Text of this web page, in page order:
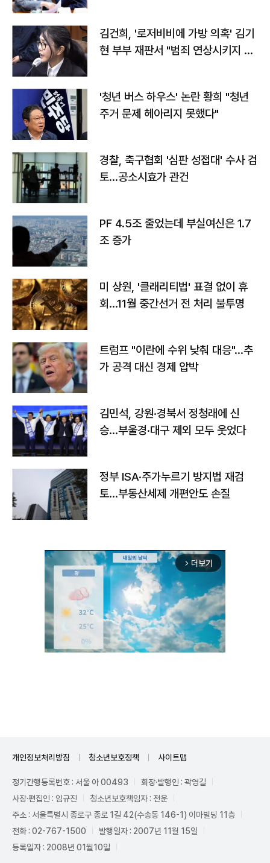
김건희, '로저비비에 가방 의혹' 김기
현 부부 재판서 "범죄 연상시키지 말
'청년 버스 하우스' 논란 황희 "청년
주거 문제 헤아리지 못했다"
경찰, 축구협회 '심판 성접대' 수사 검
토…공소시효가 관건
PF 4.5조 줄었는데 부실여신은 1.7
조 증가
미 상원, '클래리티법' 표결 없이 휴
회…11월 중간선거 전 처리 불투명
트럼프 "이란에 수위 낮춰 대응"…추
가 공격 대신 경제 압박
김민석, 강원·경북서 정청래에 신
승…부울경·대구 제외 모두 웃었다
정부 ISA·주가누르기 방지법 재검
토…부동산세제 개편안도 손질
arrow_forward_ios 더보기
개인정보처리방침 청소년보호정책 사이트맵
정기간행등록번호 : 서울 아 00493
회장·발행인 : 곽영길
사장·편집인 : 임규진
청소년보호책임자 : 전운
주소 : 서울특별시 종로구 종로 1길 42(수송동 146-1) 이마빌딩 11층
전화 : 02-767-1500
발행일자 : 2007년 11월 15일
등록일자 : 2008년 01월10일